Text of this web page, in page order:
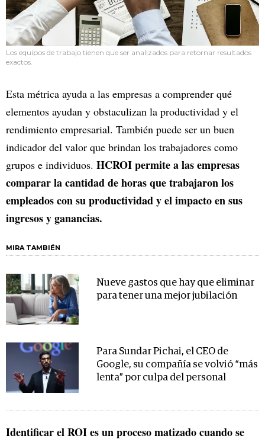
Los equipos de trabajo tienen que ser analizados para retornar resultados
exactos.
Esta métrica ayuda a las empresas a comprender qué
elementos ayudan y obstaculizan la productividad y el
rendimiento empresarial. También puede ser un buen
indicador del valor que brindan los trabajadores como
grupos e individuos. HCROI permite a las empresas
comparar la cantidad de horas que trabajaron los
empleados con su productividad y el impacto en sus
ingresos y ganancias.
MIRA TAMBIÉN
Nueve gastos que hay que eliminar
para tener una mejor jubilación
Para Sundar Pichai, el CEO de
Google, su compañía se volvió “más
lenta” por culpa del personal
Identificar el ROI es un proceso matizado cuando se